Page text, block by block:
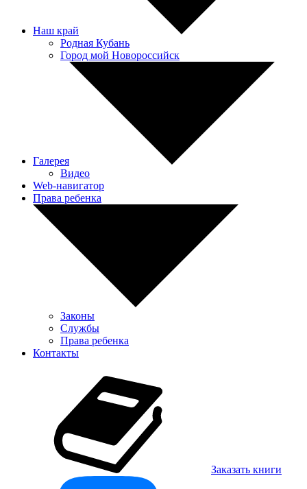
Наш край
Родная Кубань
Город мой Новороссийск
Галерея
Видео
Web-навигатор
Права ребенка
Законы
Службы
Права ребенка
Контакты
Заказать книги